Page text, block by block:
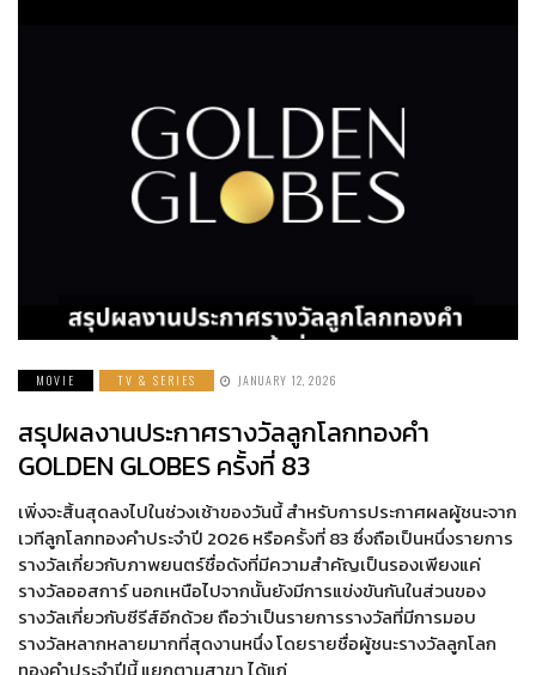
MOVIE TV & SERIES JANUARY 12, 2026
สรุปผลงานประกาศรางวัลลูกโลกทองคำ
GOLDEN GLOBES ครั้งที่ 83
เพิ่งจะสิ้นสุดลงไปในช่วงเช้าของวันนี้ สำหรับการประกาศผลผู้ชนะจาก
เวทีลูกโลกทองคำประจำปี 2026 หรือครั้งที่ 83 ซึ่งถือเป็นหนึ่งรายการ
รางวัลเกี่ยวกับภาพยนตร์ชื่อดังที่มีความสำคัญเป็นรองเพียงแค่
รางวัลออสการ์ นอกเหนือไปจากนั้นยังมีการแข่งขันกันในส่วนของ
รางวัลเกี่ยวกับซีรีส์อีกด้วย ถือว่าเป็นรายการรางวัลที่มีการมอบ
รางวัลหลากหลายมากที่สุดงานหนึ่ง โดยรายชื่อผู้ชนะรางวัลลูกโลก